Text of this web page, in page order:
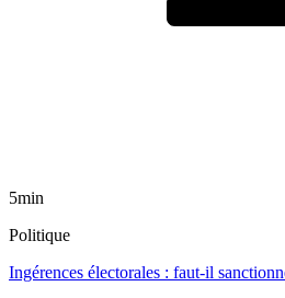
5min
Politique
Ingérences électorales : faut-il